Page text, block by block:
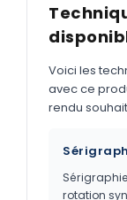
Voici les
avec ce
rendu
rotation